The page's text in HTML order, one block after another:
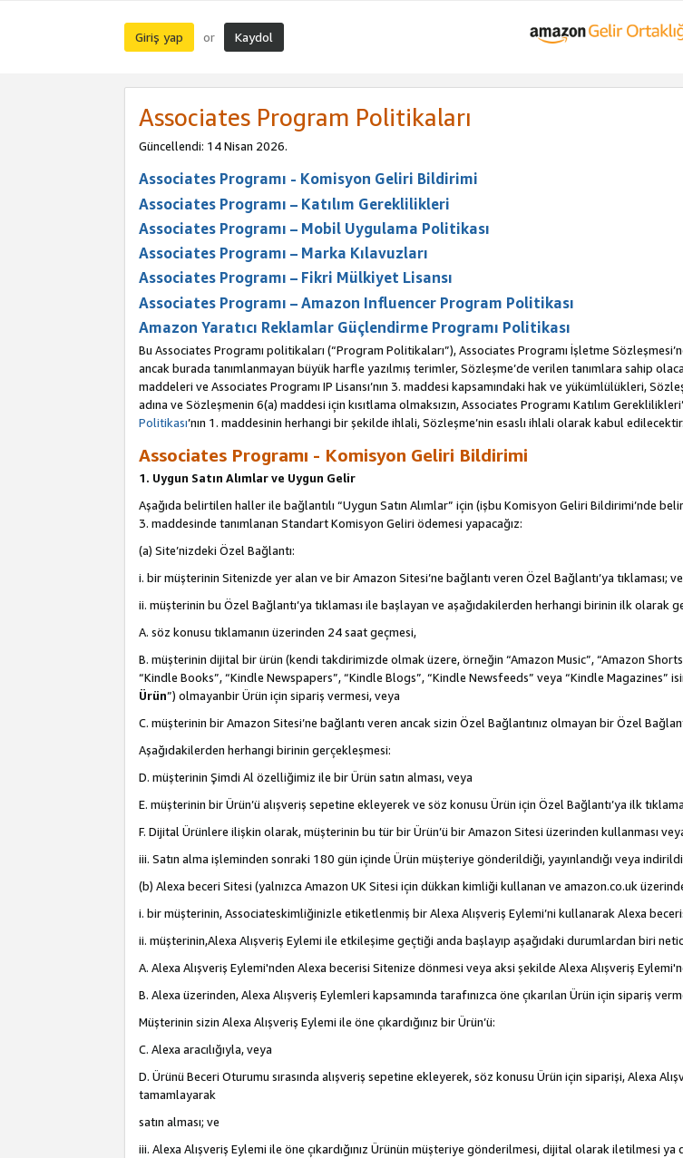
Giriş yap or Kaydol
Associates Program Politikaları
Güncellendi: 14 Nisan 2026.
Associates Programı - Komisyon Geliri Bildirimi
Associates Programı – Katılım Gereklilikleri
Associates Programı – Mobil Uygulama Politikası
Associates Programı – Marka Kılavuzları
Associates Programı – Fikri Mülkiyet Lisansı
Associates Programı – Amazon Influencer Program Politikası
Amazon Yaratıcı Reklamlar Güçlendirme Programı Politikası
Bu Associates Programı politikaları (“Program Politikaları”), Associates Programı İşletme
ancak burada tanımlanmayan büyük harfle yazılmış terimler, Sözleşme’de verilen tanımlara sahip
maddeleri ve Associates Programı IP Lisansı’nın 3. maddesi kapsamındaki hak ve yükümlülükleri,
adına ve Sözleşmenin 6(a) maddesi için kısıtlama olmaksızın, Associates Programı Katılım
Politikası’nın 1. maddesinin herhangi bir şekilde ihlali, Sözleşme’nin esaslı ihlali olarak kabul edilecektir.
Associates Programı - Komisyon Geliri Bildirimi
1. Uygun Satın Alımlar ve Uygun Gelir
Aşağıda belirtilen haller ile bağlantılı “Uygun Satın Alımlar” için (işbu Komisyon Geliri Bildirimi’nde
3. maddesinde tanımlanan Standart Komisyon Geliri ödemesi yapacağız:
(a) Site’nizdeki Özel Bağlantı:
i. bir müşterinin Sitenizde yer alan ve bir Amazon Sitesi’ne bağlantı veren Özel Bağlantı’ya tıklaması; ve
ii. müşterinin bu Özel Bağlantı’ya tıklaması ile başlayan ve aşağıdakilerden herhangi birinin ilk
A. söz konusu tıklamanın üzerinden 24 saat geçmesi,
B. müşterinin dijital bir ürün (kendi takdirimizde olmak üzere, örneğin “Amazon Music”, “Amazon
“Kindle Books”, “Kindle Newspapers”, “Kindle Blogs”, “Kindle Newsfeeds” veya “Kindle Magazines”
Ürün”) olmayanbir Ürün için sipariş vermesi, veya
C. müşterinin bir Amazon Sitesi’ne bağlantı veren ancak sizin Özel Bağlantınız olmayan bir Özel
Aşağıdakilerden herhangi birinin gerçekleşmesi:
D. müşterinin Şimdi Al özelliğimiz ile bir Ürün satın alması, veya
E. müşterinin bir Ürün’ü alışveriş sepetine ekleyerek ve söz konusu Ürün için Özel Bağlantı’ya ilk
F. Dijital Ürünlere ilişkin olarak, müşterinin bu tür bir Ürün’ü bir Amazon Sitesi üzerinden kullanması
iii. Satın alma işleminden sonraki 180 gün içinde Ürün müşteriye gönderildiği, yayınlandığı veya
(b) Alexa beceri Sitesi (yalnızca Amazon UK Sitesi için dükkan kimliği kullanan ve amazon.co.uk
i. bir müşterinin, Associateskimliğinizle etiketlenmiş bir Alexa Alışveriş Eylemi’ni kullanarak Alexa
ii. müşterinin,Alexa Alışveriş Eylemi ile etkileşime geçtiği anda başlayıp aşağıdaki durumlardan biri
A. Alexa Alışveriş Eylemi'nden Alexa becerisi Sitenize dönmesi veya aksi şekilde Alexa Alışveriş
B. Alexa üzerinden, Alexa Alışveriş Eylemleri kapsamında tarafınızca öne çıkarılan Ürün için sipariş
Müşterinin sizin Alexa Alışveriş Eylemi ile öne çıkardığınız bir Ürün’ü:
C. Alexa aracılığıyla, veya
D. Ürünü Beceri Oturumu sırasında alışveriş sepetine ekleyerek, söz konusu Ürün için siparişi, Alexa
tamamlayarak
satın alması; ve
iii. Alexa Alışveriş Eylemi ile öne çıkardığınız Ürünün müşteriye gönderilmesi, dijital olarak iletilmesi